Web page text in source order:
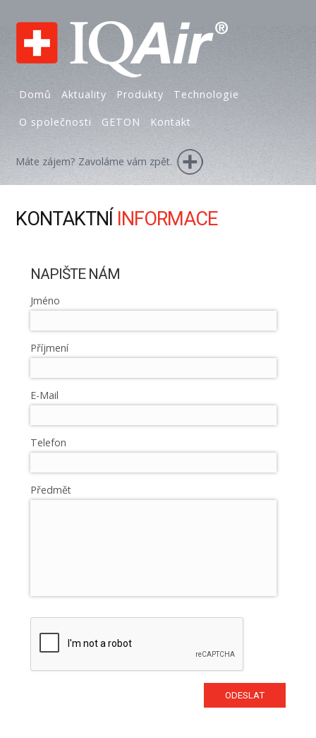
Domů Aktuality Produkty Technologie
O společnosti GETON Kontakt
Máte zájem? Zavoláme vám zpět.
KONTAKTNÍ INFORMACE
NAPIŠTE NÁM
Jméno
Příjmení
E-Mail
Telefon
Předmět